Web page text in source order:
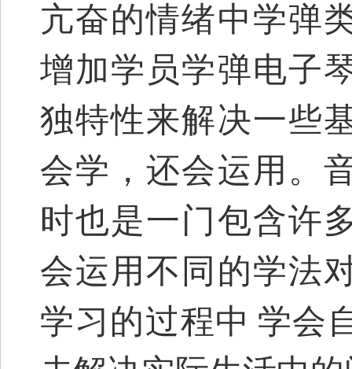
亢奋的情绪中学弹
增加学员学弹电子
独特性来解决一些
会学，还会运用。
时也是一门包含许
会运用不同的学法
学习的过程中 学会